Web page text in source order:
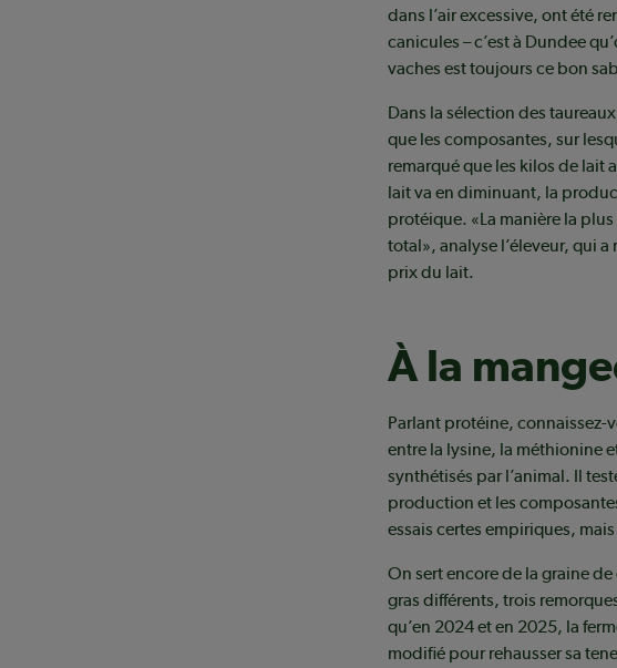
dans l’air excessive, ont été
canicules – c’est à Dundee
vaches est toujours ce bon
Dans la sélection des
que les composantes, sur
remarqué que les kilos de lait
lait va en diminuant, la
protéique. «La manière la
total», analyse l’éleveur, qui
prix du lait.
À la
Parlant protéine, connaissez-
entre la lysine, la méthionine
synthétisés par l’animal. Il
production et les
essais certes empiriques,
On sert encore de la graine
gras différents, trois
qu’en 2024 et en 2025, la
modifié pour rehausser sa